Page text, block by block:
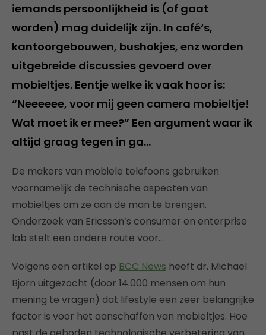
iemands persoonlijkheid is (of gaat
worden) mag duidelijk zijn. In café‘s,
kantoorgebouwen, bushokjes, enz worden
uitgebreide discussies gevoerd over
mobieltjes. Eentje welke ik vaak hoor is:
“Neeeeee, voor mij geen camera mobieltje!
Wat moet ik er mee?” Een argument waar ik
altijd graag tegen in ga…
De makers van mobiele telefoons gebruiken
voornamelijk de technische aspecten van
mobieltjes om ze aan de man te brengen.
Onderzoek van Ericsson’s consumer en enterprise
lab stelt een andere route voor…
Volgens een artikel op BCC News heeft dr. Michael
Bjorn uitgezocht (door 14.000 mensen om hun
mening te vragen) dat lifestyle een zeer belangrijke
factor is voor het aanschaffen van mobieltjes. Hoe